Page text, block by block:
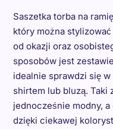
Saszetka torba na
który można
od okazji oraz
sposobów jest
idealnie sprawdzi się
shirtem lub bluzą. Taki
jednocześnie modny,
dzięki ciekawej